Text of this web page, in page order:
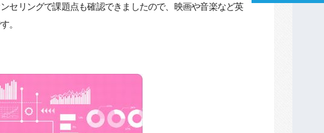
セリングで課題点も確認できましたので、映画や音楽など英
。